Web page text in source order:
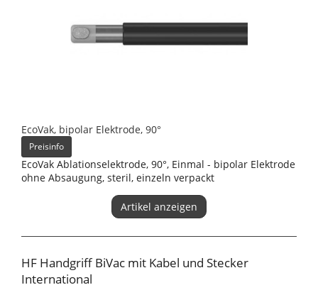
EcoVak, bipolar Elektrode, 90°
Preisinfo
EcoVak Ablationselektrode, 90°, Einmal - bipolar Elektrode
ohne Absaugung, steril, einzeln verpackt
Artikel anzeigen
HF Handgriff BiVac mit Kabel und Stecker
International